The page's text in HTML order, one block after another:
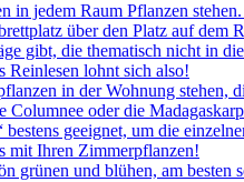
in jedem Raum Pflanzen
über den Platz auf
gibt, die thematisch nicht in
lohnt sich also!
in der Wohnung stehen,
oder die
geeignet, um die
mit Ihren Zimmerpflanzen!
grünen und blühen, am